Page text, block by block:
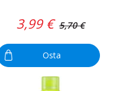
3,99 € 5,70 €
Osta